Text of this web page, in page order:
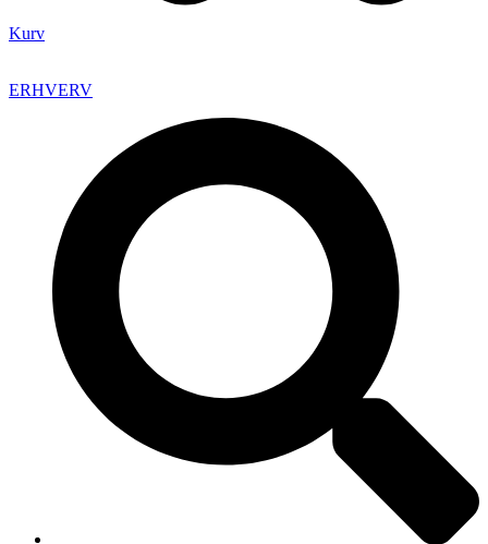
Kurv
ERHVERV